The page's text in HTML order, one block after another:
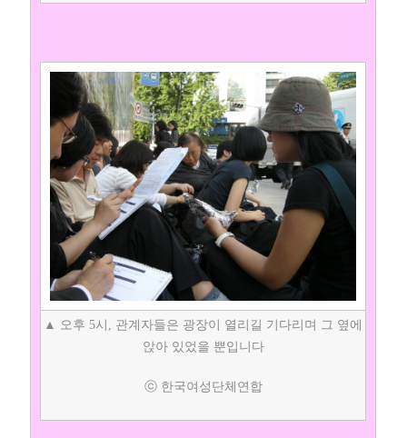
▲ 오후 5시, 관계자들은 광장이 열리길 기다리며 그 옆에
앉아 있었을 뿐입니다
ⓒ 한국여성단체연합